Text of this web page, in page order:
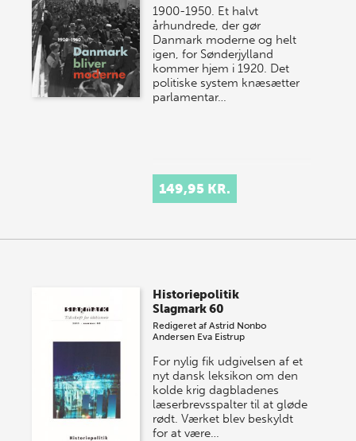
1900-1950. Et halvt
århundrede, der gør
Danmark moderne og helt
igen, for Sønderjylland
kommer hjem i 1920. Det
politiske system knæsætter
parlamentar…
149,95 KR.
Historiepolitik
Slagmark 60
Redigeret afAstrid Nonbo
Andersen Eva Eistrup
For nylig fik udgivelsen af et
nyt dansk leksikon om den
kolde krig dagbladenes
læserbrevsspalter til at gløde
rødt. Værket blev beskyldt
for at være…